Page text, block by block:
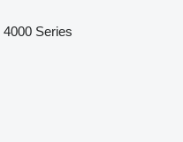
4000 Series